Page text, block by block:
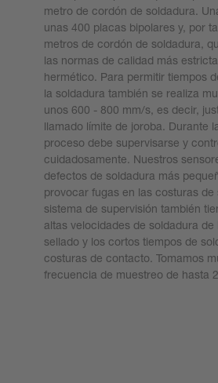
metro de cordón de soldadura.
unas 400 placas bipolares y, por
metros de cordón de soldadura,
las normas de calidad más
hermético. Para permitir tiempos
la soldadura también se realiza
unos 600 - 800 mm/s, es decir,
llamado límite de joroba. Durante
proceso debe supervisarse y
cuidadosamente. Nuestros
defectos de soldadura más
provocar fugas en las costuras de
sistema de supervisión también
altas velocidades de soldadura de
sellado y los cortos tiempos de
costuras de contacto. Tomamos
frecuencia de muestreo de hasta